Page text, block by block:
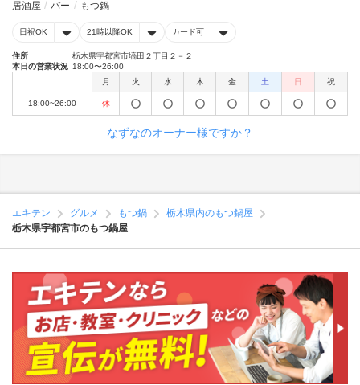
居酒屋 バー もつ鍋
日祝OK 21時以降OK カード可
住所
栃木県宇都宮市塙田２丁目２－２
本日の営業状況 18:00〜26:00
月
火 水 木 金 土 日 祝
18:00~26:00 休
なずなのオーナー様ですか？
エキテン グルメ もつ鍋
栃木県内のもつ鍋屋
栃木県宇都宮市のもつ鍋屋